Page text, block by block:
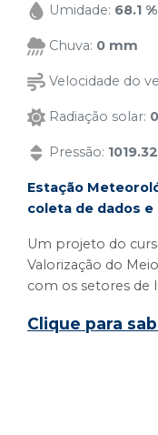
Umidade: 68.1 %
Chuva: 0 mm
Velocidade do
Radiação solar:
Pressão:
Estação
coleta de dados
Um projeto do
Valorização do
com os setores de
Clique para